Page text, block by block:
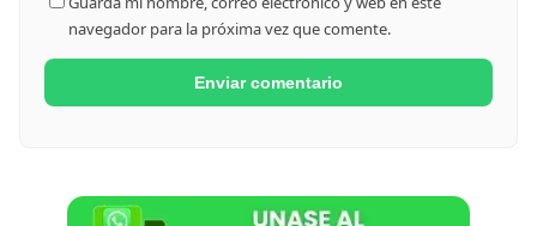
navegador para la próxima vez que comente.